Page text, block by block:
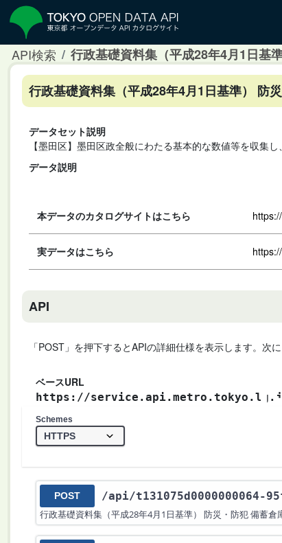
API検索 行政基礎資料集（平成28年4月1日基
行政基礎資料集（平成28年4月1日基準） 防
データセット説明
【墨田区】墨田区政全般にわたる基本的な数値等を収集
データ説明
本データのカタログサイトはこちら
実データはこちら
API
「POST」を押下するとAPIの詳細仕様を表示します。
ベースURL
https://
Schemes
POST /api/t131075d0000000064-
行政基礎資料集（平成28年4月1日基準） 防災・防犯 備蓄